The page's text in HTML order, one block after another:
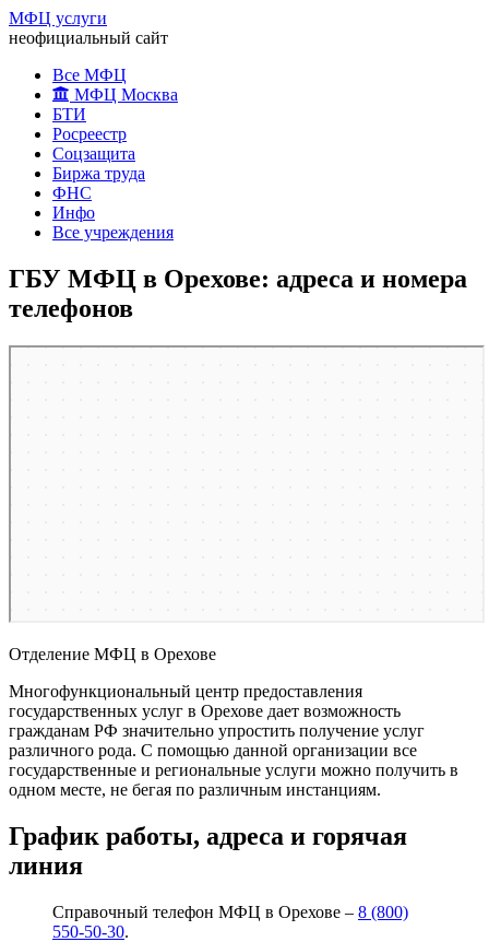
МФЦ услуги
неофициальный сайт
Все МФЦ
МФЦ Москва
БТИ
Росреестр
Соцзащита
Биржа труда
ФНС
Инфо
Все учреждения
ГБУ МФЦ в Орехове: адреса и номера
телефонов
Отделение МФЦ в Орехове
Многофункциональный центр предоставления
государственных услуг в Орехове дает возможность
гражданам РФ значительно упростить получение услуг
различного рода. С помощью данной организации все
государственные и региональные услуги можно получить в
одном месте, не бегая по различным инстанциям.
График работы, адреса и горячая
линия
Справочный телефон МФЦ в Орехове – 8 (800)
550-50-30.